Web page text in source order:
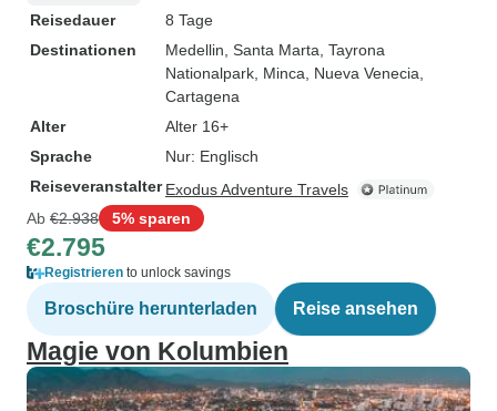
Reisedauer
8 Tage
Destinationen
Medellin , Santa Marta , Tayrona
Nationalpark , Minca , Nueva Venecia
Cartagena
Alter
Alter 16+
Sprache
Nur: Englisch
Reiseveranstalter Exodus Adventure Travels
Ab €2.938 5% sparen
€2.795
Registrieren to unlock savings
Broschüre herunterladen Reise ansehen
Magie von Kolumbien